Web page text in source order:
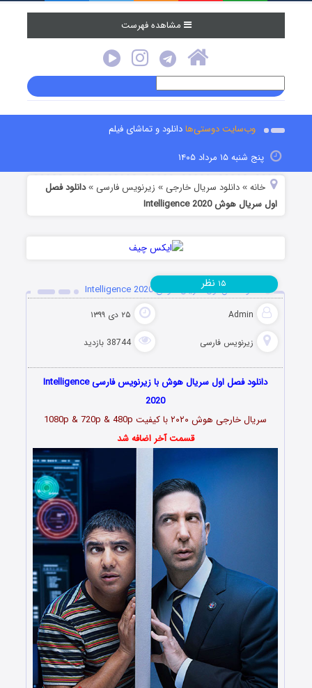
مشاهده فهرست
وب‌سایت دوستی‌هادانلود و تماشای فیلم
پنج شنبه ۱۵ مرداد ۱۴۰۵
خانه »دانلود سریال خارجی » زیرنویس فارسی »دانلود فصل
اول سریال هوش Intelligence 2020
دانلود فصل اول سریال هوش Intelligence 2020
Admin ۲۵ دی ۱۳۹۹
زیرنویس فارسی 38744 بازدید
۱۵ نظر
دانلود فصل اول سریال هوش با زیرنویس فارسی Intelligence
2020
سریال خارجی هوش ۲۰۲۰با کیفیت 1080p & 720p & 480p
قسمت آخر اضافه شد